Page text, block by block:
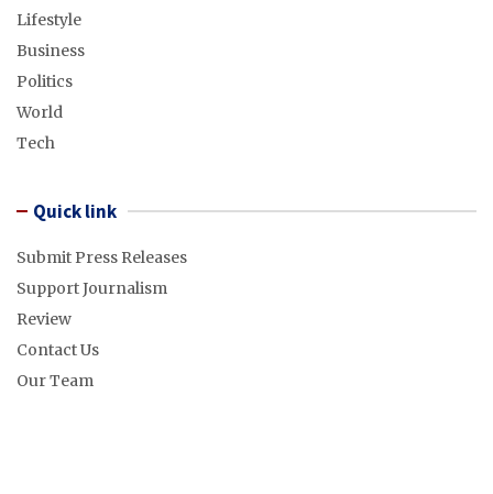
Lifestyle
Business
Politics
World
Tech
Quick link
Submit Press Releases
Support Journalism
Review
Contact Us
Our Team